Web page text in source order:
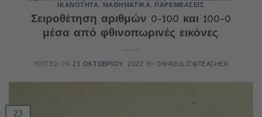
ΙΚΑΝΟΤΗΤΑ, ΜΑΘΗΜΑΤΙΚΑ, ΠΑΡΕΜΒΑΣΕΙΣ
Σειροθέτηση αριθμών 0-100 και 100-0
μέσα από φθινοπωρινές εικόνες.
POSTED ON 23 ΟΚΤΩΒΡΙΟΥ, 2022 BY DWROULIT@TEACHER
23